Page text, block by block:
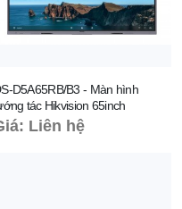
D5A65RB/B3 - Màn hình
tác Hikvision 65inch
Liên hệ